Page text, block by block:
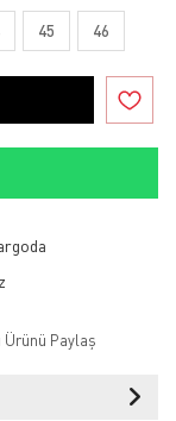
45 46
Ürünü Paylaş